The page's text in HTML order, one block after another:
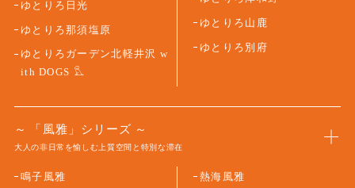
ゆとりろ日光
ゆとりろ那須塩原
ゆとりろガーデン北軽井沢 w
ith DOGS
ゆとりろ山鹿
ゆとりろ別府
「風雅」シリーズ
大人の非日常を愉しむ上質空間と特別な滞在
鳴子風雅 熱海風雅